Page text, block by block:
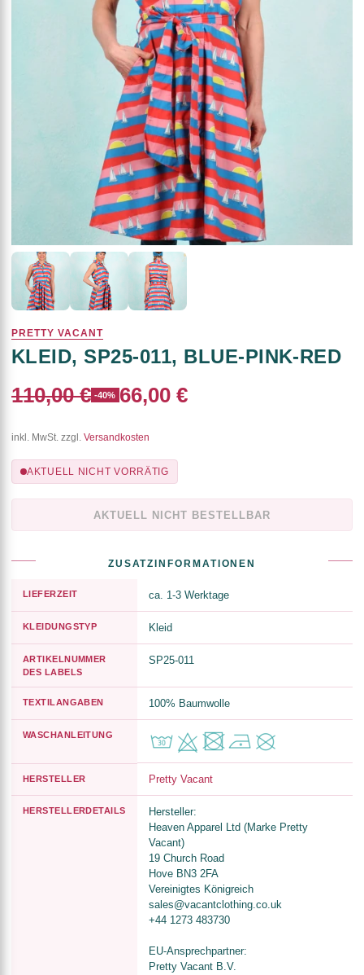
PRETTY VACANT
KLEID, SP25-011, BLUE-PINK-RED
110,00 € -40% 66,00 €
inkl. MwSt. zzgl. Versandkosten
AKTUELL NICHT VORRÄTIG
AKTUELL NICHT BESTELLBAR
ZUSATZINFORMATIONEN
LIEFERZEIT ca. 1-3 Werktage
KLEIDUNGSTYP Kleid
ARTIKELNUMMER
DES LABELS
SP25-011
TEXTILANGABEN 100% Baumwolle
WASCHANLEITUNG
HERSTELLER Pretty Vacant
HERSTELLERDETAILS
Hersteller:
Heaven Apparel Ltd (Marke Pretty
Vacant)
19 Church Road
Hove BN3 2FA
Vereinigtes Königreich
sales@vacantclothing.co.uk
+44 1273 483730
EU-Ansprechpartner:
Pretty Vacant B.V.